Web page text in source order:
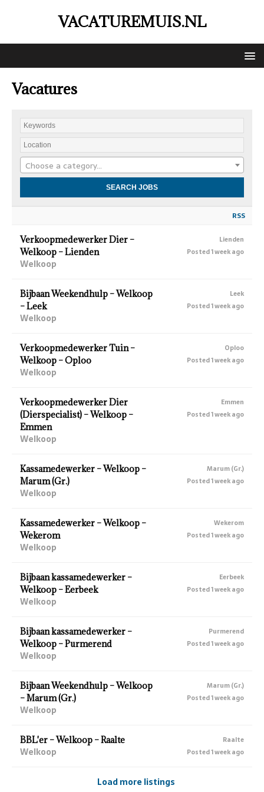
VACATUREMUIS.NL
Vacatures
Choose a category…
RSS
Verkoopmedewerker Dier –
Welkoop – Lienden
Welkoop
Lienden
Posted 1 week ago
Bijbaan Weekendhulp – Welkoop
– Leek
Welkoop
Leek
Posted 1 week ago
Verkoopmedewerker Tuin –
Welkoop – Oploo
Welkoop
Oploo
Posted 1 week ago
Verkoopmedewerker Dier
(Dierspecialist) – Welkoop –
Emmen
Welkoop
Emmen
Posted 1 week ago
Kassamedewerker – Welkoop –
Marum (Gr.)
Welkoop
Marum (Gr.)
Posted 1 week ago
Kassamedewerker – Welkoop –
Wekerom
Welkoop
Wekerom
Posted 1 week ago
Bijbaan kassamedewerker –
Welkoop – Eerbeek
Welkoop
Eerbeek
Posted 1 week ago
Bijbaan kassamedewerker –
Welkoop – Purmerend
Welkoop
Purmerend
Posted 1 week ago
Bijbaan Weekendhulp – Welkoop
– Marum (Gr.)
Welkoop
Marum (Gr.)
Posted 1 week ago
BBL'er – Welkoop – Raalte
Welkoop
Raalte
Posted 1 week ago
Load more listings